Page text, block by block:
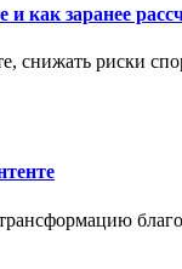
как заранее
снижать риски